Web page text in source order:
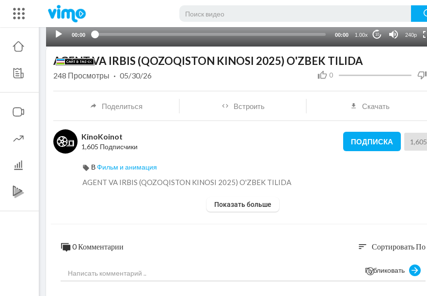
00:00 00:00 1.00x 10 240p
AGENT VA IRBIS (QOZOQISTON KINOSI 2025) O'ZBEK TILIDA
0
248 Просмотры · 05/30/26
Поделиться Встроить Скачать
KinoKoinot
1,605 Подписчики
ПОДПИСКА 1,605
ВФильм и анимация
⁣AGENT VA IRBIS (QOZOQISTON KINOSI 2025) O'ZBEK TILIDA
Показать больше
0 Комментарии sort Сортировать По
Публиковать